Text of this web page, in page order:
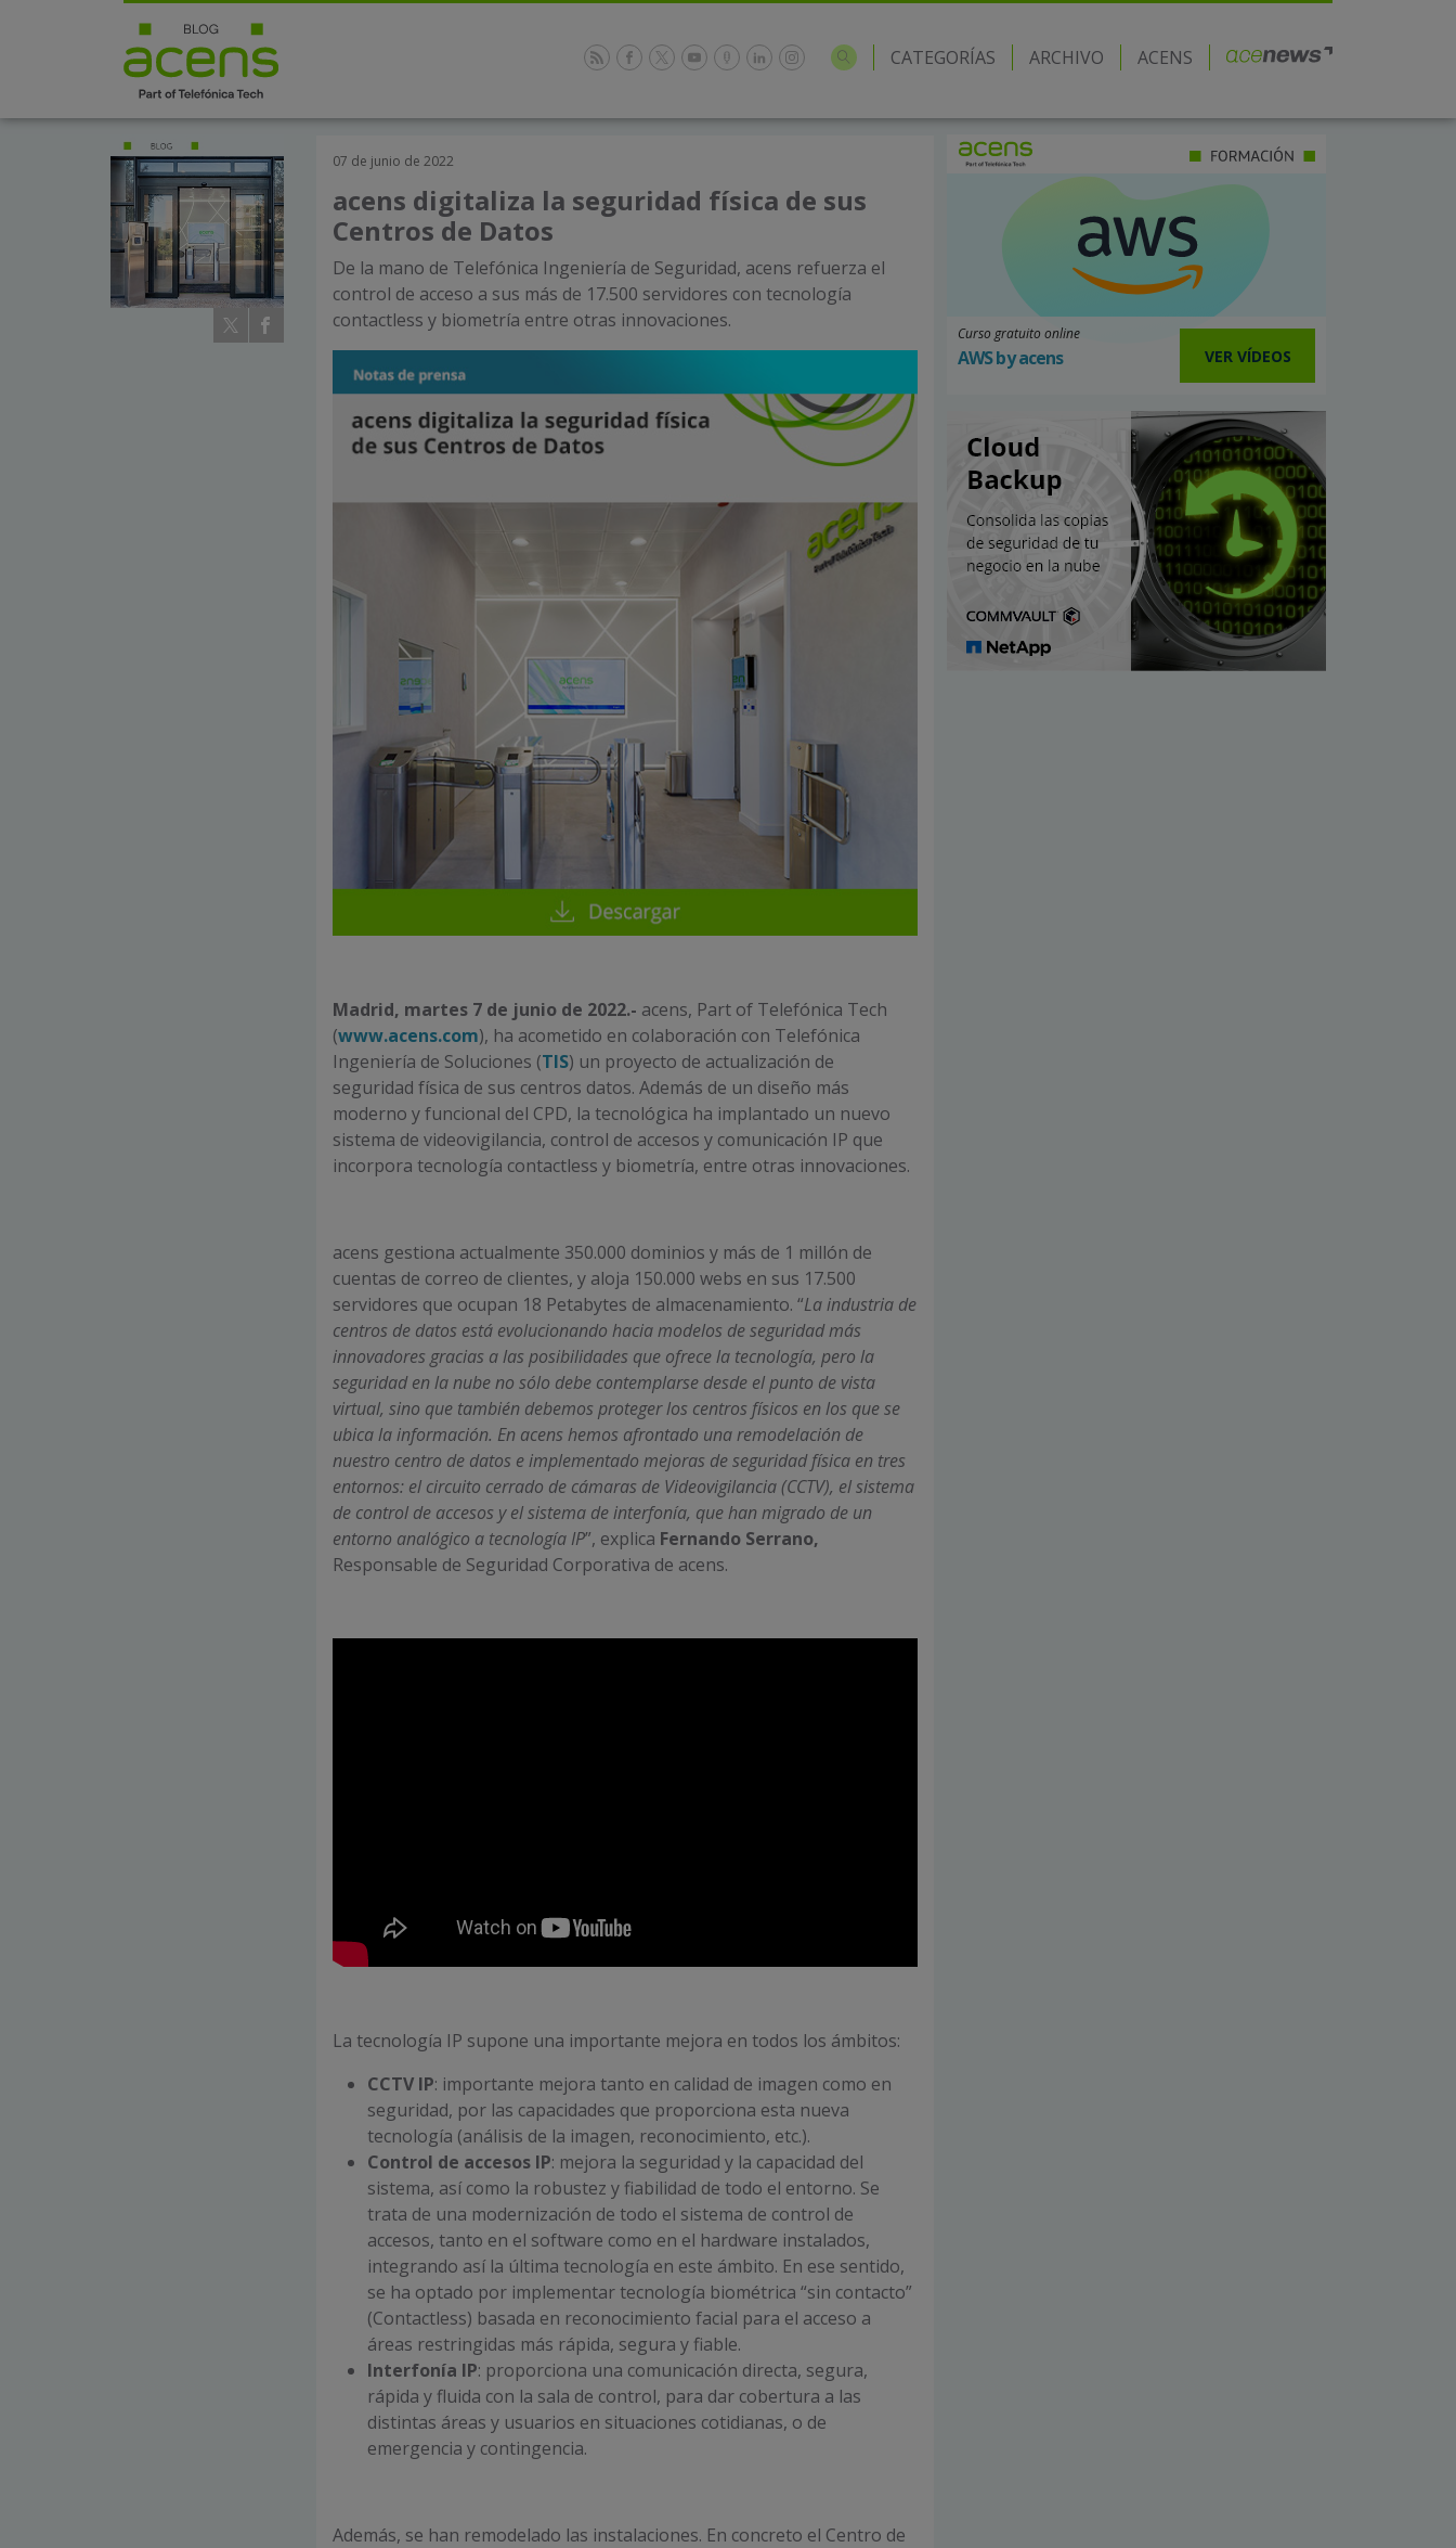
CATEGORÍAS ARCHIVO ACENS
07 de junio de 2022
acens digitaliza la seguridad física de sus
Centros de Datos
De la mano de Telefónica Ingeniería de Seguridad, acens refuerza el
control de acceso a sus más de 17.500 servidores con tecnología
contactless y biometría entre otras innovaciones.
Madrid, martes 7 de junio de 2022.- acens, Part of Telefónica Tech
(www.acens.com), ha acometido en colaboración con Telefónica
Ingeniería de Soluciones (TIS) un proyecto de actualización de
seguridad física de sus centros datos. Además de un diseño más
moderno y funcional del CPD, la tecnológica ha implantado un nuevo
sistema de videovigilancia, control de accesos y comunicación IP que
incorpora tecnología contactless y biometría, entre otras innovaciones.
acens gestiona actualmente 350.000 dominios y más de 1 millón de
cuentas de correo de clientes, y aloja 150.000 webs en sus 17.500
servidores que ocupan 18 Petabytes de almacenamiento. “La industria de
centros de datos está evolucionando hacia modelos de seguridad más
innovadores gracias a las posibilidades que ofrece la tecnología, pero la
seguridad en la nube no sólo debe contemplarse desde el punto de vista
virtual, sino que también debemos proteger los centros físicos en los que se
ubica la información. En acens hemos afrontado una remodelación de
nuestro centro de datos e implementado mejoras de seguridad física en tres
entornos: el circuito cerrado de cámaras de Videovigilancia (CCTV), el sistema
de control de accesos y el sistema de interfonía, que han migrado de un
entorno analógico a tecnología IP”, explica Fernando Serrano,
Responsable de Seguridad Corporativa de acens.
La tecnología IP supone una importante mejora en todos los ámbitos:
CCTV IP: importante mejora tanto en calidad de imagen como en
seguridad, por las capacidades que proporciona esta nueva
tecnología (análisis de la imagen, reconocimiento, etc.).
Control de accesos IP: mejora la seguridad y la capacidad del
sistema, así como la robustez y fiabilidad de todo el entorno. Se
trata de una modernización de todo el sistema de control de
accesos, tanto en el software como en el hardware instalados,
integrando así la última tecnología en este ámbito. En ese sentido,
se ha optado por implementar tecnología biométrica “sin contacto”
(Contactless) basada en reconocimiento facial para el acceso a
áreas restringidas más rápida, segura y fiable.
Interfonía IP: proporciona una comunicación directa, segura,
rápida y fluida con la sala de control, para dar cobertura a las
distintas áreas y usuarios en situaciones cotidianas, o de
emergencia y contingencia.
Además, se han remodelado las instalaciones. En concreto el Centro de
Curso gratuito online
AWS by acens VER VÍDEOS